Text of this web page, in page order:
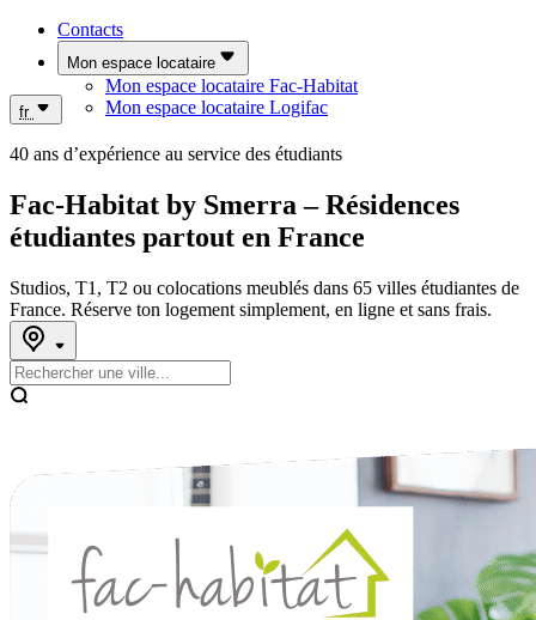
Contacts
Mon espace locataire
Mon espace locataire Fac-Habitat
Mon espace locataire Logifac
fr
40 ans d’expérience au service des étudiants
Fac-Habitat by Smerra – Résidences
étudiantes partout en France
Studios, T1, T2 ou colocations meublés dans 65 villes étudiantes de
France. Réserve ton logement simplement, en ligne et sans frais.